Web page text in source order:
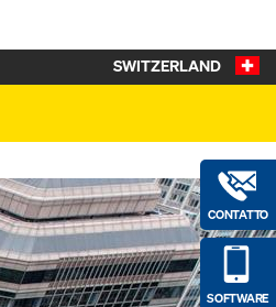
CONTATTO
SOFTWARE
SWITZERLAND